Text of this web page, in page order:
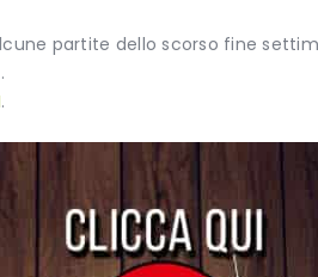
partite dello scorso fine
.
.